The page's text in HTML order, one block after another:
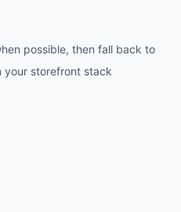
possible, then fall back to
your storefront stack